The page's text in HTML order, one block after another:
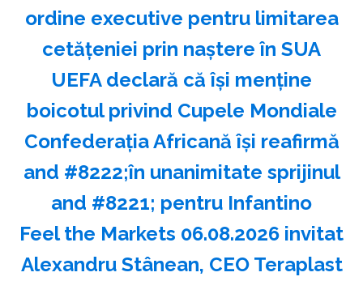
ordine executive pentru limitarea
cetăţeniei prin naştere în SUA
UEFA declară că îşi menţine
boicotul privind Cupele Mondiale
Confederaţia Africană îşi reafirmă
and #8222;în unanimitate sprijinul
and #8221; pentru Infantino
Feel the Markets 06.08.2026 invitat
Alexandru Stânean, CEO Teraplast